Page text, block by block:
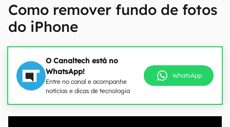
Como remover fundo de fotos
do iPhone
O Canaltech está no
WhatsApp!
Entre no canal e acompanhe
notícias e dicas de tecnologia
WhatsApp